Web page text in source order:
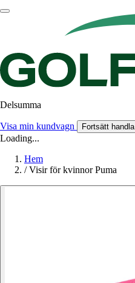
Delsumma
Visa min kundvagn Fortsätt handla
Loading...
Hem
/ Visir för kvinnor Puma